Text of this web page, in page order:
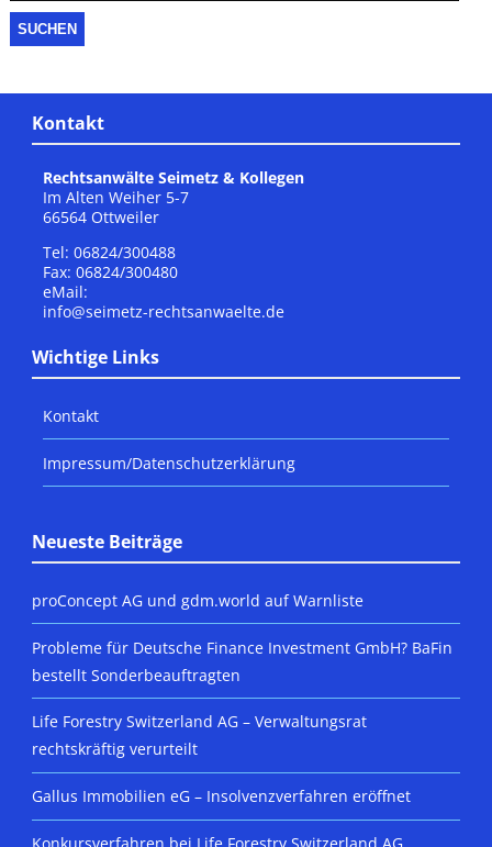
Kontakt
Rechtsanwälte Seimetz & Kollegen
Im Alten Weiher 5-7
66564 Ottweiler
Tel: 06824/300488
Fax: 06824/300480
eMail:
info@seimetz-rechtsanwaelte.de
Wichtige Links
Kontakt
Impressum/Datenschutzerklärung
Neueste Beiträge
proConcept AG und gdm.world auf Warnliste
Probleme für Deutsche Finance Investment GmbH? BaFin
bestellt Sonderbeauftragten
Life Forestry Switzerland AG – Verwaltungsrat
rechtskräftig verurteilt
Gallus Immobilien eG – Insolvenzverfahren eröffnet